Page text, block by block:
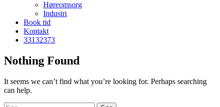
Høreomsorg
Industri
Book tid
Kontakt
33132373
Nothing Found
It seems we can’t find what you’re looking for. Perhaps searching
can help.